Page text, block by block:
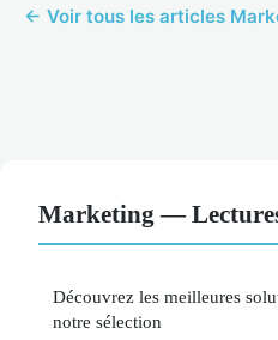
← Voir tous les articles
Marketing —
Découvrez les meilleures
notre sélection